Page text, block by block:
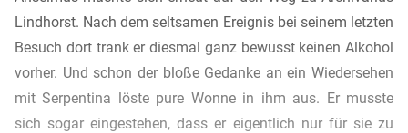
Lindhorst. Nach dem seltsamen Ereignis bei seinem letzten
Besuch dort trank er diesmal ganz bewusst keinen Alkohol
vorher. Und schon der bloße Gedanke an ein Wiedersehen
mit Serpentina löste pure Wonne in ihm aus. Er musste
sich sogar eingestehen, dass er eigentlich nur für sie zu